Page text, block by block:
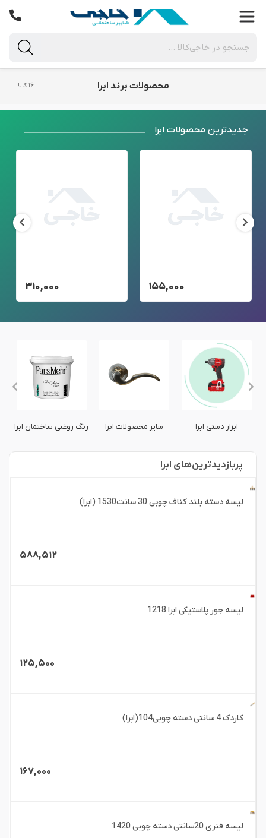
محصولات برند ابرا ۱۶ کالا
جدید‌ترین محصولات ابرا
۱۵۵,۰۰۰ ۳۱۰,۰۰۰
ابزار دستی ابرا سایر محصولات ابرا رنگ روغنی ساختمان ابرا
پربازدید‌ترین‌های ابرا
لیسه دسته بلند کناف چوبی 30 سانت1530 (ابرا)
۵۸۸,۵۱۲
لیسه جور پلاستیکی ابرا 1218
۱۲۵,۵۰۰
کاردک 4 سانتی دسته چوبی104(ابرا)
۱۶۷,۰۰۰
لیسه فنری 20سانتی دسته چوبی 1420